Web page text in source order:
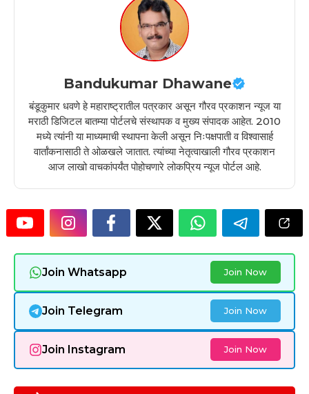
Bandukumar Dhawane
बंडूकुमार धवणे हे महाराष्ट्रातील पत्रकार असून गौरव प्रकाशन न्यूज या
मराठी डिजिटल बातम्या पोर्टलचे संस्थापक व मुख्य संपादक आहेत. 2010
मध्ये त्यांनी या माध्यमाची स्थापना केली असून निःपक्षपाती व विश्वासार्ह
वार्तांकनासाठी ते ओळखले जातात. त्यांच्या नेतृत्वाखाली गौरव प्रकाशन
आज लाखो वाचकांपर्यंत पोहोचणारे लोकप्रिय न्यूज पोर्टल आहे.
Join Whatsapp Join Now
Join Telegram Join Now
Join Instagram Join Now